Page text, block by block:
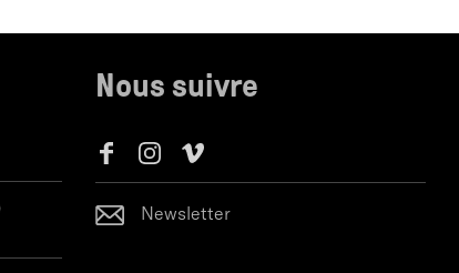
Nous suivre
Newsletter